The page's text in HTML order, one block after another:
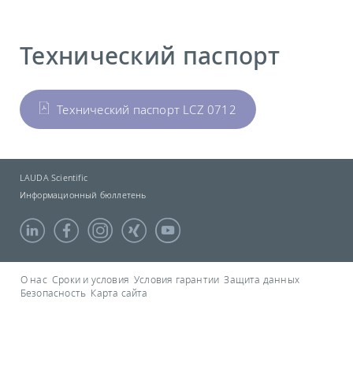
Технический паспорт
Технический паспорт LCZ 0712
LAUDA Scientific
Информационный бюллетень
О нас Сроки и условия Условия гарантии Защита данных
Безопасность Карта сайта